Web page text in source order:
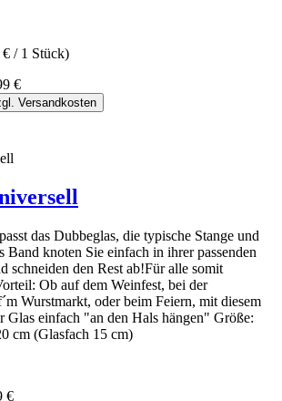
/ 1 Stück)
€
Versandkosten
das Dubbeglas, die typische Stange und
Band knoten Sie einfach in ihrer passenden
schneiden den Rest ab!Für alle somit
Ob auf dem Weinfest, bei der
Wurstmarkt, oder beim Feiern, mit diesem
Glas einfach "an den Hals hängen" Größe:
cm (Glasfach 15 cm)
€